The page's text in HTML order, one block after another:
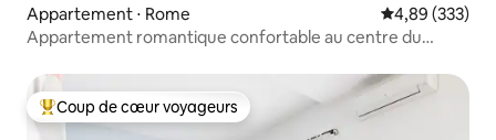
Appartement ⋅ Rome Évaluation
4,89 (333)
Appartement romantique confortable au centre du
Coups de cœur voyageurs les plus appréciés
Coup de cœur voyageurs